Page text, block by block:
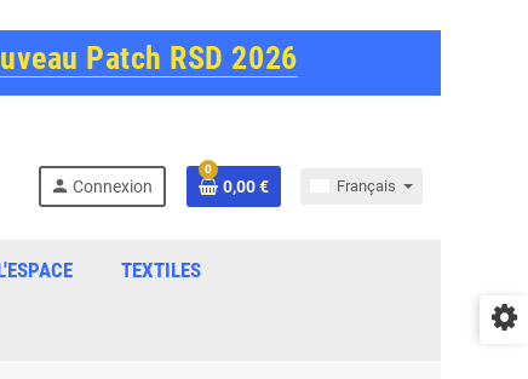
Patch RSD 2026
person Connexion
0
0,00 € Français
TEXTILES